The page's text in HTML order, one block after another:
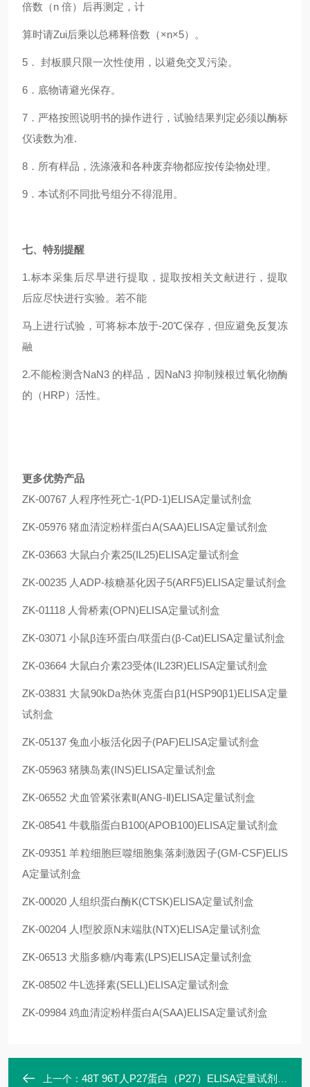
倍数（n 倍）后再测定，计
算时请Zui后乘以总稀释倍数（×n×5）。
5 ． 封板膜只限一次性使用，以避免交叉污染。
6 ．底物请避光保存。
7 ．严格按照说明书的操作进行，试验结果判定必须以酶标
仪读数为准.
8 ．所有样品，洗涤液和各种废弃物都应按传染物处理。
9 ．本试剂不同批号组分不得混用。
七、特别提醒
1.标本采集后尽早进行提取，提取按相关文献进行，提取
后应尽快进行实验。若不能
马上进行试验，可将标本放于-20℃保存，但应避免反复冻
融
2.不能检测含NaN3 的样品，因NaN3 抑制辣根过氧化物酶
的（HRP）活性。
更多优势产品
ZK-00767 人程序性死亡-1(PD-1)ELISA定量试剂盒
ZK-05976 猪血清淀粉样蛋白A(SAA)ELISA定量试剂盒
ZK-03663 大鼠白介素25(IL25)ELISA定量试剂盒
ZK-00235 人ADP-核糖基化因子5(ARF5)ELISA定量试剂盒
ZK-01118 人骨桥素(OPN)ELISA定量试剂盒
ZK-03071 小鼠β连环蛋白/联蛋白(β-Cat)ELISA定量试剂盒
ZK-03664 大鼠白介素23受体(IL23R)ELISA定量试剂盒
ZK-03831 大鼠90kDa热休克蛋白β1(HSP90β1)ELISA定量
试剂盒
ZK-05137 兔血小板活化因子(PAF)ELISA定量试剂盒
ZK-05963 猪胰岛素(INS)ELISA定量试剂盒
ZK-06552 犬血管紧张素Ⅱ(ANG-Ⅱ)ELISA定量试剂盒
ZK-08541 牛载脂蛋白B100(APOB100)ELISA定量试剂盒
ZK-09351 羊粒细胞巨噬细胞集落刺激因子(GM-CSF)ELIS
A定量试剂盒
ZK-00020 人组织蛋白酶K(CTSK)ELISA定量试剂盒
ZK-00204 人Ⅰ型胶原N末端肽(NTX)ELISA定量试剂盒
ZK-06513 犬脂多糖/内毒素(LPS)ELISA定量试剂盒
ZK-08502 牛L选择素(SELL)ELISA定量试剂盒
ZK-09984 鸡血清淀粉样蛋白A(SAA)ELISA定量试剂盒
上一个： 48T 96T人P27蛋白（P27）ELISA定量试剂盒特异性强